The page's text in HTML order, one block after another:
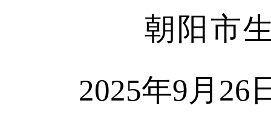
朝阳市生
2025年9月26